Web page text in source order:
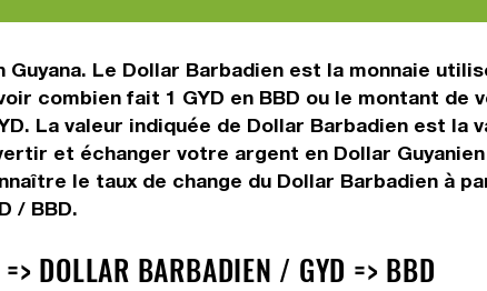
Guyana. Le Dollar Barbadien est la monnaie
combien fait 1 GYD en BBD ou le montant
La valeur indiquée de Dollar Barbadien est la
et échanger votre argent en Dollar
le taux de change du Dollar Barbadien à
/ BBD.
DOLLAR BARBADIEN / GYD => BBD